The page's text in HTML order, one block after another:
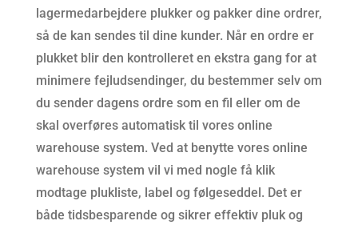
lagermedarbejdere plukker og pakker dine ordrer,
så de kan sendes til dine kunder. Når en ordre er
plukket blir den kontrolleret en ekstra gang for at
minimere fejludsendinger, du bestemmer selv om
du sender dagens ordre som en fil eller om de
skal overføres automatisk til vores online
warehouse system. Ved at benytte vores online
warehouse system vil vi med nogle få klik
modtage plukliste, label og følgeseddel. Det er
både tidsbesparende og sikrer effektiv pluk og